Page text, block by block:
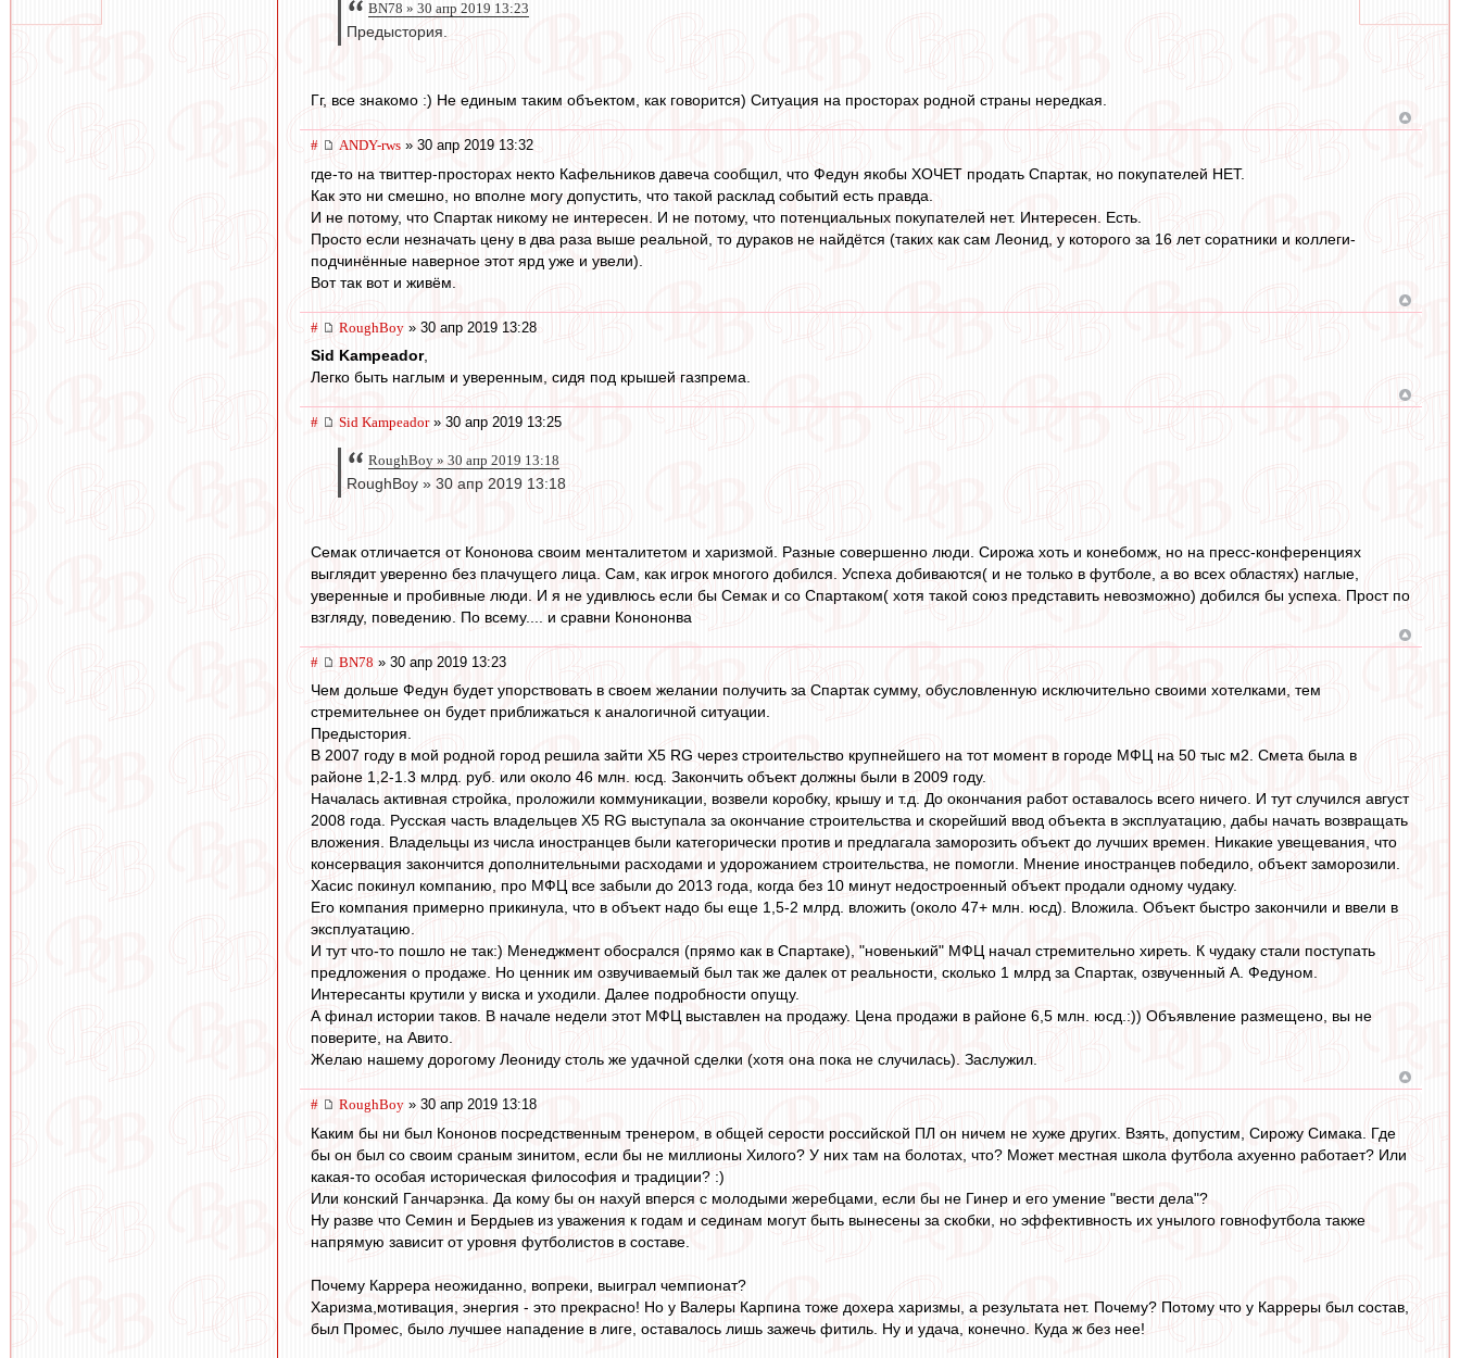
BN78 » 30 апр 2019 13:23
Предыстория.
Гг, все знакомо :) Не единым таким объектом, как говорится) Ситуация на просторах родной страны нередкая.
# ANDY-rws » 30 апр 2019 13:32
где-то на твиттер-просторах некто Кафельников давеча сообщил, что Федун якобы ХОЧЕТ продать Спартак, но покупателей НЕТ.
Как это ни смешно, но вполне могу допустить, что такой расклад событий есть правда.
И не потому, что Спартак никому не интересен. И не потому, что потенциальных покупателей нет. Интересен. Есть.
Просто если незначать цену в два раза выше реальной, то дураков не найдётся (таких как сам Леонид, у которого за 16 лет соратники и коллеги-
подчинённые наверное этот ярд уже и увели).
Вот так вот и живём.
# RoughBoy » 30 апр 2019 13:28
Sid Kampeador,
Легко быть наглым и уверенным, сидя под крышей газпрема.
# Sid Kampeador» 30 апр 2019 13:25
RoughBoy » 30 апр 2019 13:18
RoughBoy » 30 апр 2019 13:18
Семак отличается от Кононова своим менталитетом и харизмой. Разные совершенно люди. Сирожа хоть и конебомж, но на пресс-конференциях
выглядит уверенно без плачущего лица. Сам, как игрок многого добился. Успеха добиваются( и не только в футболе, а во всех областях) наглые,
уверенные и пробивные люди. И я не удивлюсь если бы Семак и со Спартаком( хотя такой союз представить невозможно) добился бы успеха. Прост по
взгляду, поведению. По всему.... и сравни Конононва
# BN78 » 30 апр 2019 13:23
Чем дольше Федун будет упорствовать в своем желании получить за Спартак сумму, обусловленную исключительно своими хотелками, тем
стремительнее он будет приближаться к аналогичной ситуации.
Предыстория.
В 2007 году в мой родной город решила зайти X5 RG через строительство крупнейшего на тот момент в городе МФЦ на 50 тыс м2. Смета была в
районе 1,2-1.3 млрд. руб. или около 46 млн. юсд. Закончить объект должны были в 2009 году.
Началась активная стройка, проложили коммуникации, возвели коробку, крышу и т.д. До окончания работ оставалось всего ничего. И тут случился август
2008 года. Русская часть владельцев X5 RG выступала за окончание строительства и скорейший ввод объекта в эксплуатацию, дабы начать возвращать
вложения. Владельцы из числа иностранцев были категорически против и предлагала заморозить объект до лучших времен. Никакие увещевания, что
консервация закончится дополнительными расходами и удорожанием строительства, не помогли. Мнение иностранцев победило, объект заморозили.
Хасис покинул компанию, про МФЦ все забыли до 2013 года, когда без 10 минут недостроенный объект продали одному чудаку.
Его компания примерно прикинула, что в объект надо бы еще 1,5-2 млрд. вложить (около 47+ млн. юсд). Вложила. Объект быстро закончили и ввели в
эксплуатацию.
И тут что-то пошло не так:) Менеджмент обосрался (прямо как в Спартаке), "новенький" МФЦ начал стремительно хиреть. К чудаку стали поступать
предложения о продаже. Но ценник им озвучиваемый был так же далек от реальности, сколько 1 млрд за Спартак, озвученный А. Федуном.
Интересанты крутили у виска и уходили. Далее подробности опущу.
А финал истории таков. В начале недели этот МФЦ выставлен на продажу. Цена продажи в районе 6,5 млн. юсд.:)) Объявление размещено, вы не
поверите, на Авито.
Желаю нашему дорогому Леониду столь же удачной сделки (хотя она пока не случилась). Заслужил.
# RoughBoy » 30 апр 2019 13:18
Каким бы ни был Кононов посредственным тренером, в общей серости российской ПЛ он ничем не хуже других. Взять, допустим, Сирожу Симака. Где
бы он был со своим сраным зинитом, если бы не миллионы Хилого? У них там на болотах, что? Может местная школа футбола ахуенно работает? Или
какая-то особая историческая философия и традиции? :)
Или конский Ганчарэнка. Да кому бы он нахуй вперся с молодыми жеребцами, если бы не Гинер и его умение "вести дела"?
Ну разве что Семин и Бердыев из уважения к годам и сединам могут быть вынесены за скобки, но эффективность их унылого говнофутбола также
напрямую зависит от уровня футболистов в составе.
Почему Каррера неожиданно, вопреки, выиграл чемпионат?
Харизма,мотивация, энергия - это прекрасно! Но у Валеры Карпина тоже дохера харизмы, а результата нет. Почему? Потому что у Карреры был состав,
был Промес, было лучшее нападение в лиге, оставалось лишь зажечь фитиль. Ну и удача, конечно. Куда ж без нее!